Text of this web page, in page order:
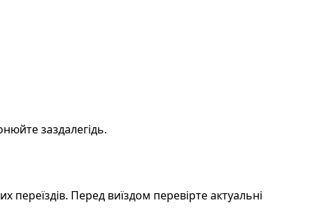
заздалегідь.
Перед виїздом перевірте актуальні